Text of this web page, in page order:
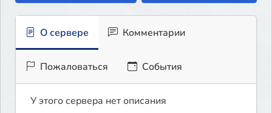
О сервере Комментарии
Пожаловаться События
У этого сервера нет описания